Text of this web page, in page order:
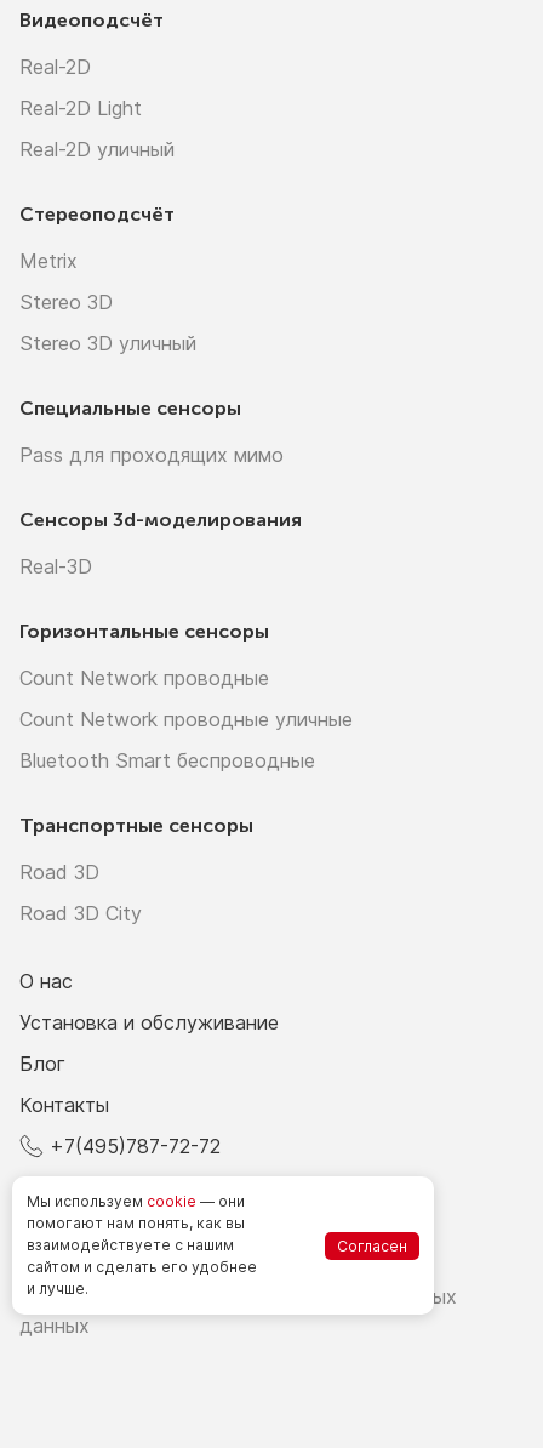
Видеоподсчёт
Real-2D
Real-2D Light
Real-2D уличный
Стереоподсчёт
Metrix
Stereo 3D
Stereo 3D уличный
Специальные сенсоры
Pass для проходящих мимо
Сенсоры 3d-моделирования
Real-3D
Горизонтальные сенсоры
Count Network проводные
Count Network проводные уличные
Bluetooth Smart беспроводные
Транспортные сенсоры
Road 3D
Road 3D City
О нас
Установка и обслуживание
Блог
Контакты
+7(495)787-72-72
Счетчики посетителей в РФ
Политика в области обработки персональных
данных
Мы используем cookie — они
помогают нам понять, как вы
взаимодействуете с нашим
сайтом и сделать его удобнее
и лучше.
Согласен